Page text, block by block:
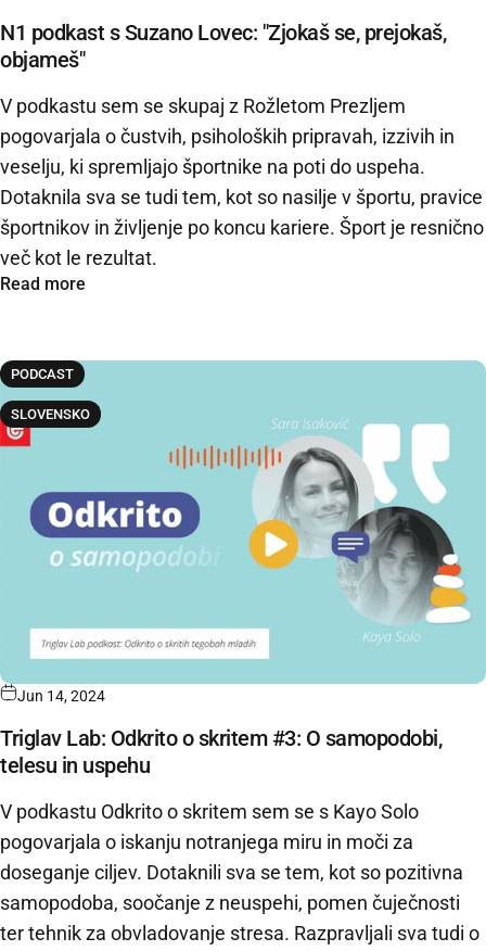
N1 podkast s Suzano Lovec: "Zjokaš se, prejokaš,
objameš"
V podkastu sem se skupaj z Rožletom Prezljem
pogovarjala o čustvih, psiholoških pripravah, izzivih in
veselju, ki spremljajo športnike na poti do uspeha.
Dotaknila sva se tudi tem, kot so nasilje v športu, pravice
športnikov in življenje po koncu kariere. Šport je resnično
več kot le rezultat.
Read more
PODCAST
SLOVENSKO
Jun 14, 2024
Triglav Lab: Odkrito o skritem #3: O samopodobi,
telesu in uspehu
V podkastu Odkrito o skritem sem se s Kayo Solo
pogovarjala o iskanju notranjega miru in moči za
doseganje ciljev. Dotaknili sva se tem, kot so pozitivna
samopodoba, soočanje z neuspehi, pomen čuječnosti
ter tehnik za obvladovanje stresa. Razpravljali sva tudi o